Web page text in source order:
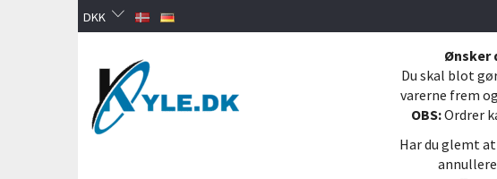
DKK
Ønsker
Du skal blot
varerne frem
OBS:Ordrer
Har du glemt